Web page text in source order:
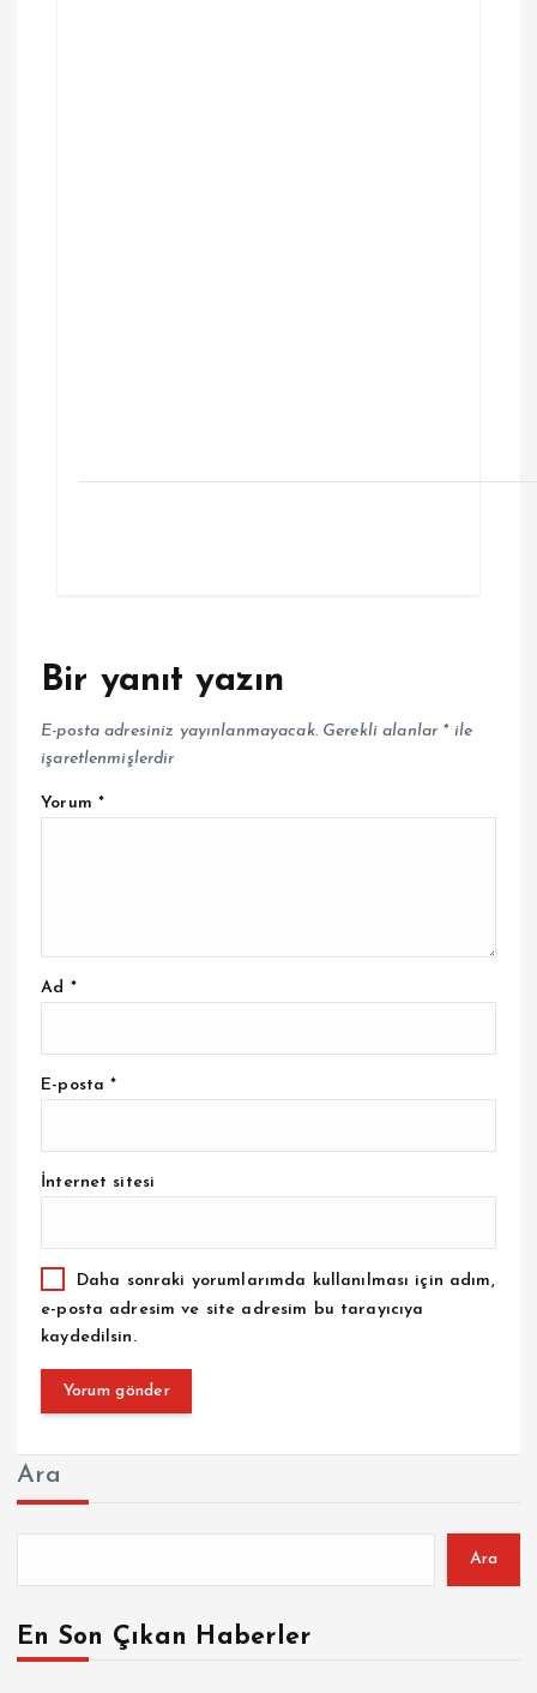
Bir yanıt yazın
E-posta adresiniz yayınlanmayacak. Gerekli alanlar *ile
işaretlenmişlerdir
Yorum *
Ad *
E-posta*
İnternet sitesi
Daha sonraki yorumlarımda kullanılması için adım,
e-posta adresim ve site adresim bu tarayıcıya
kaydedilsin.
Ara
Ara
En Son Çıkan Haberler